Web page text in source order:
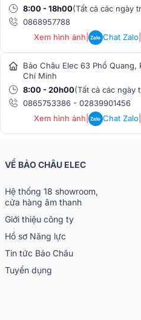
8:00 - 18h00(Tất cả các ngày
0868957788
Xem hình ảnh
Zalo Chat Zalo|
Bảo Châu Elec 63 Phổ Quang,
Chí Minh
8:00 - 20h00(Tất cả các ngày
0865753386 -02839901456
Xem hình ảnh
Zalo Chat Zalo|
VỀ BẢO CHÂU ELEC
Hệ thống 18 showroom,
cửa hàng âm thanh
Giới thiệu công ty
Hồ sơ Năng lực
Tin tức Bảo Châu
Tuyển dụng